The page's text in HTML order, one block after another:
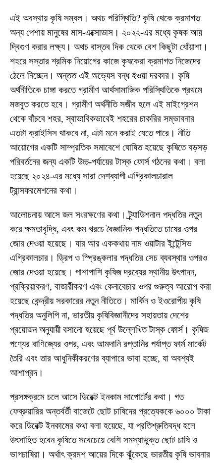
এই অবস্থায় কৃষি সম্বল। অথচ পরিস্থিতি? কৃষি থেকে ক্রমাগত
অন্য পেশায় মানুষের মাস-এক্সোডাস। ২০২২-এর মধ্যে কৃষক আয়
দ্বিগুণ করার লক্ষ্য। অথচ বাস্তব দিক থেকে বেশ কিছুটা ধোঁয়াশা।
শহরে সস্তার শ্রমিক নিয়োগের কাজে কৃষকেরা ক্রমাগত নিজেদের
ঠেলে নিচ্ছেন। অন্তত এই অভ্যেস বন্ধ হওয়া দরকার। কৃষি
অর্থনীতিকে চাঙ্গা করতে গ্রামীণ আর্থসামাজিক পরিস্থিতিকে প্রথমে
মজবুত করতে হবে। গ্রামীণ অর্থনীতি সজীব হলে এই মাইগ্রেশন
থেকে বাঁচবে শহর, স্বাভাবিকভাবেই শহরের চাকরির সম্ভাবনার
এতটা ক্রাইসিস থাকবে না, এটা মনে করাই যেতে পারে। নীতি
আয়োগের একটি সাম্প্রতিক সমাবেশে ঘোষিত হয়েছে কৃষিতে বড়সড়
পরিবর্তনের জন্য একটি উচ্চ-পর্যায়ের টাস্ক ফোর্স গঠনের কথা। বলা
হয়েছে ২০২৪-এর মধ্যে সারা দেশব্যাপী এগ্রিকালচারাল
ট্রান্সফরমেশনের কথা।
আলোচনায় আসে জল সংরক্ষণের কথা। ট্র্যাডিশনাল পদ্ধতির নতুন
করে ক্ষমতাবৃদ্ধি, এবং কম খরচে বৈজ্ঞানিক পদ্ধতিতে চাষের ওপর
জোর দেওয়া হয়েছে। যার আর এককথায় নাম ওয়াটার ইন্টেন্সিভ
এগ্রিকালচার। ড্রিপ ও স্প্রিঙ্কলার পদ্ধতির সেচ ব্যবস্থার ওপরও
জোর দেওয়া হয়েছে। পাশাপাশি কৃষিজ দ্রব্যের স্থানীয় উৎপাদন,
প্রক্রিয়াকরণ, বাজারীকরণ এবং কেনাবেচার ওপর গুরুত্ব আরোপ করা
হয়েছে কেন্দ্রীয় সরকারের নতুন নীতিতে। মার্কিন ও ইওরোপীয় কৃষি
পদ্ধতির অনুলিপি না, ভারতীয় কৃষিবিজ্ঞানীদের সহায়তায় দেশের
প্রয়োজন অনুযায়ী বসানো হয়েছে পূর্ব উল্লেখিত টাস্ক ফোর্স। কৃষিজ
পণ্যের বাণিজ্যের ওপর, এবং আমদানি রপ্তানির পর্যাপ্ত ফার্ম মার্কেট
তৈরি এবং তার আধুনিকীকরণের ব্যাপারে ভাবা হচ্ছে, যা অবশ্যই
আশাপ্রদ।
প্রসঙ্গক্রমে চলে আসে ডিরেক্ট ইনকাম সাপোর্টের কথা। গত
ফেব্রুয়ারির অন্তর্বর্তী বাজেটে ছোট চাষিদের প্রত্যেককে ৬০০০ টাকা
করে ডিরেক্ট ইনকামের কথা বলা হয়েছে, যা প্রতিশ্রুতিবদ্ধ হলে
উৎসাহিত হবেন কৃষিতে সবেচেয়ে বেশি সমস্যাভুক্ত ছোট চাষি ও
ভাগচাষিরা। অর্থাৎ ক্রমশ আয়ের দিকে ঝুঁকেছে ভারতীয় কৃষি ভাবনার